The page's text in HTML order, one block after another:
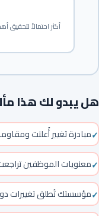
أكثر احتمالاً لتحقيق
هل يبدو لك هذا
مبادرة تغيير أُعلنت
معنويات الموظفين
مؤسستك تُطلق تغييرات